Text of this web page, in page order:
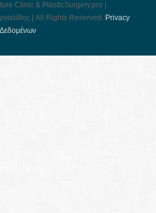
Clinic & PlasticSurgery.pro |
| All Rights Reserved. Pri­vacy